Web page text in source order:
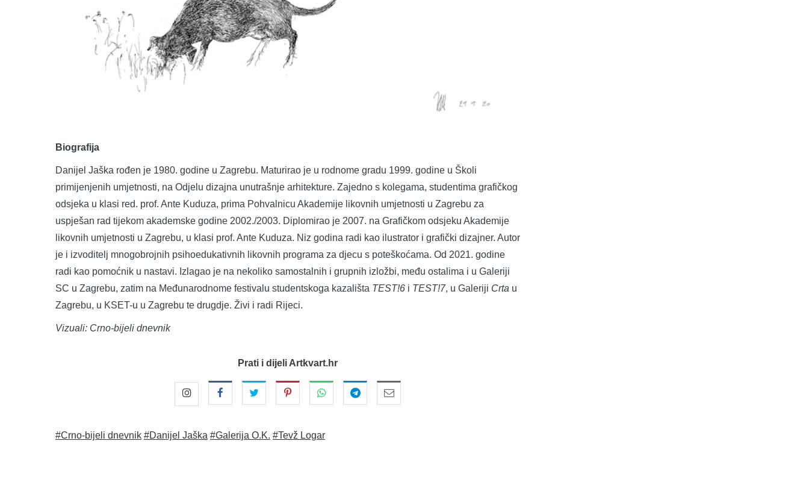
Biografija
Danijel Jaška rođen je 1980. godine u Zagrebu. Maturirao je u rodnome gradu 1999. godine u Školi
primijenjenih umjetnosti, na Odjelu dizajna unutrašnje arhitekture. Zajedno s kolegama, studentima grafičkog
odsjeka u klasi red. prof. Ante Kuduza, prima Pohvalnicu Akademije likovnih umjetnosti u Zagrebu za
uspješan rad tijekom akademske godine 2002./2003. Diplomirao je 2007. na Grafičkom odsjeku Akademije
likovnih umjetnosti u Zagrebu, u klasi prof. Ante Kuduza. Niz godina radi kao ilustrator i grafički dizajner. Autor
je i izvoditelj mnogobrojnih psihoedukativnih likovnih programa za djecu s poteškoćama. Od 2021. godine
radi kao pomoćnik u nastavi. Izlagao je na nekoliko samostalnih i grupnih izložbi, među ostalima i u Galeriji
SC u Zagrebu, zatim na Međunarodnome festivalu studentskoga kazališta TEST!6 i TEST!7, u Galeriji Crta u
Zagrebu, u KSET-u u Zagrebu te drugdje. Živi i radi Rijeci.
Vizuali: Crno-bijeli dnevnik
Prati i dijeli Artkvart.hr
#Crno-bijeli dnevnik #Danijel Jaška #Galerija O.K. #Tevž Logar